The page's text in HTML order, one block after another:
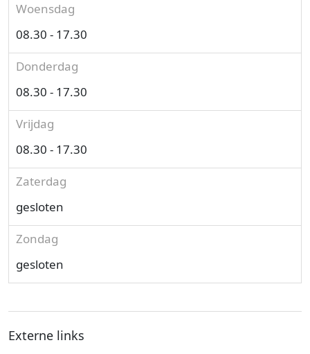
Woensdag
08.30 - 17.30
Donderdag
08.30 - 17.30
Vrijdag
08.30 - 17.30
Zaterdag
gesloten
Zondag
gesloten
Externe links